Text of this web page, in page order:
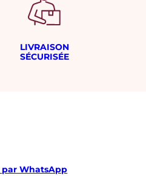
LIVRAISON
SÉCURISÉE
par WhatsApp